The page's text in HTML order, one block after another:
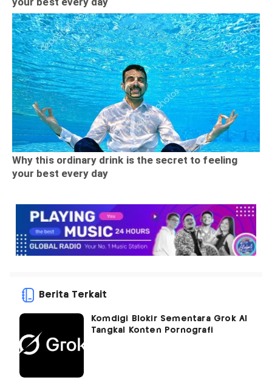
Berita Terkait
Komdigi Blokir Sementara Grok AI
Tangkal Konten Pornografi